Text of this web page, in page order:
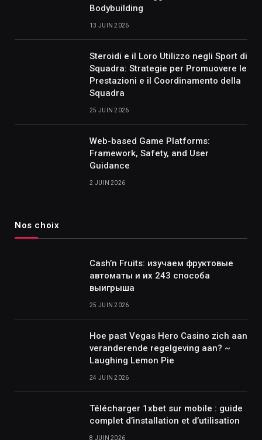
Bodybuilding
13 JUIN 2026
Steroidi e il Loro Utilizzo negli Sport di
Squadra: Strategie per Promuovere le
Prestazioni e il Coordinamento della
Squadra
25 JUIN 2026
Web-based Game Platforms:
Framework, Safety, and User
Guidance
2 JUIN 2026
Nos choix
Cash’n Fruits: изучаем фруктовые
автоматы и их 243 способа
выигрыша
25 JUIN 2026
Hoe past Vegas Hero Casino zich aan
veranderende regelgeving aan? ~
Laughing Lemon Pie
24 JUIN 2026
Télécharger 1xbet sur mobile : guide
complet d’installation et d’utilisation
8 JUIN 2026